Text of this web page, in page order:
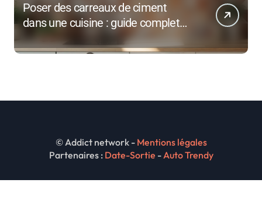
Poser des carreaux de ciment
dans une cuisine : guide complet
pour débutants
© Addict network - Mentions légales
Partenaires : Date-Sortie -Auto Trendy